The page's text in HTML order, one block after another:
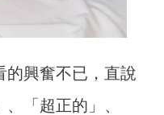
的興奮不已，直說
「超正的」、